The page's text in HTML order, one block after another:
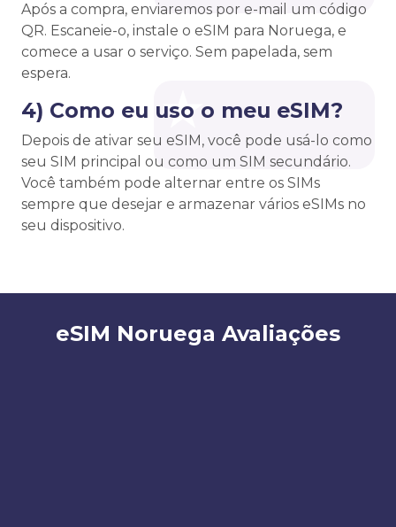
Após a compra, enviaremos por e-mail um código
QR. Escaneie-o, instale o eSIM para Noruega, e
comece a usar o serviço. Sem papelada, sem
espera.
4) Como eu uso o meu eSIM?
Depois de ativar seu eSIM, você pode usá-lo como
seu SIM principal ou como um SIM secundário.
Você também pode alternar entre os SIMs
sempre que desejar e armazenar vários eSIMs no
seu dispositivo.
eSIM Noruega Avaliações